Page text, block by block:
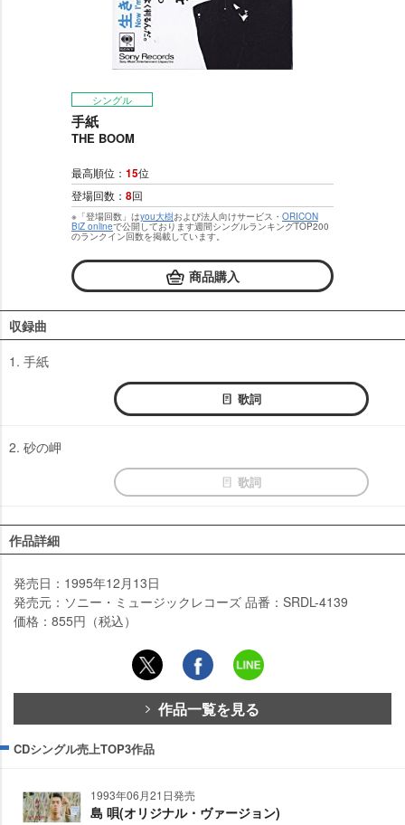
シングル
手紙
THE BOOM
最高順位： 15位
登場回数： 8回
※「登場回数」はyou大樹および法人向けサービス・ ORICON
BiZ onlineで公開しております週間シングルランキングTOP200
のランクイン回数を掲載しています。
商品購入
収録曲
1. 手紙
歌詞
2. 砂の岬
歌詞
作品詳細
発売日：1995年12月13日
発売元：ソニー・ミュージックレコーズ 品番：SRDL-4139
価格：855円（税込）
作品一覧を見る
CDシングル売上TOP3作品
1993年06月21日発売
島 唄(オリジナル・ヴァージョン)